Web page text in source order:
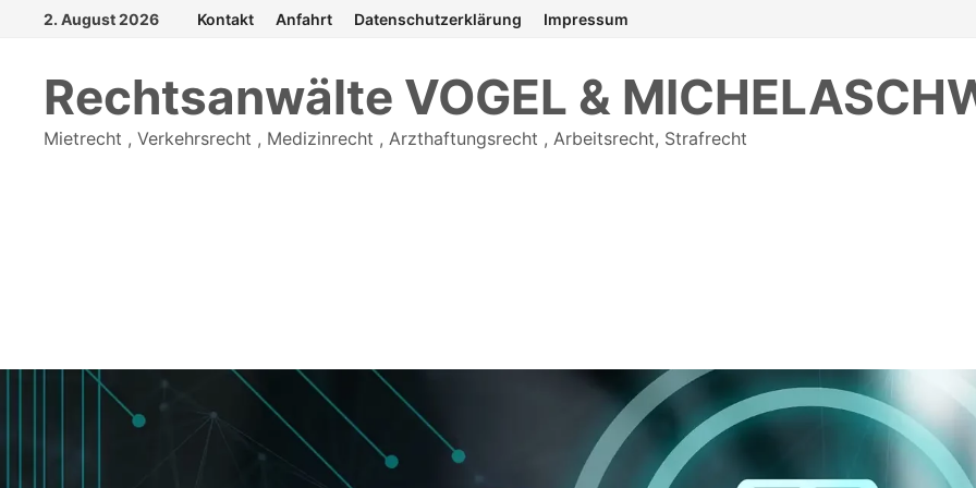
Zurück2. August 2026 Kontakt Anfahrt Datenschutzerklärung Impressum
Rechtsanwälte VOGEL &
Mietrecht , Verkehrsrecht , Medizinrecht , Arzthaftungsrecht , Arbeitsrecht, Strafrecht